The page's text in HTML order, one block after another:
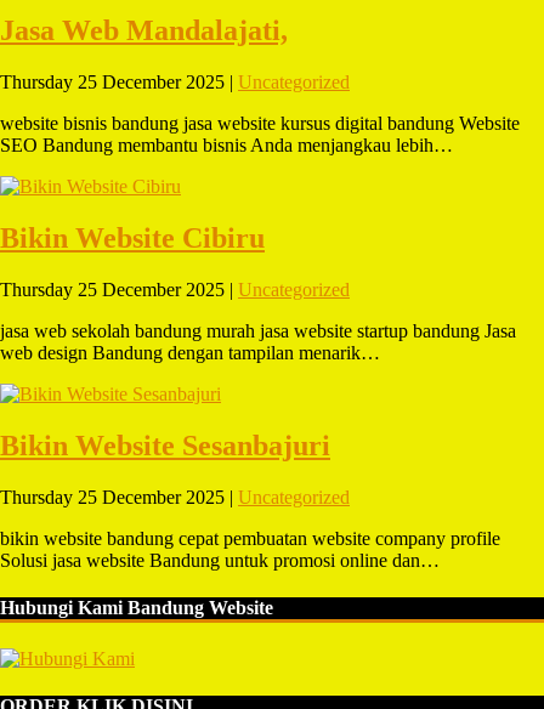
Jasa Web Mandalajati,
Thursday 25 December 2025 | Uncategorized
website bisnis bandung jasa website kursus digital bandung Website
SEO Bandung membantu bisnis Anda menjangkau lebih…
Bikin Website Cibiru
Thursday 25 December 2025 | Uncategorized
jasa web sekolah bandung murah jasa website startup bandung Jasa
web design Bandung dengan tampilan menarik…
Bikin Website Sesanbajuri
Thursday 25 December 2025 | Uncategorized
bikin website bandung cepat pembuatan website company profile
Solusi jasa website Bandung untuk promosi online dan…
Hubungi Kami Bandung Website